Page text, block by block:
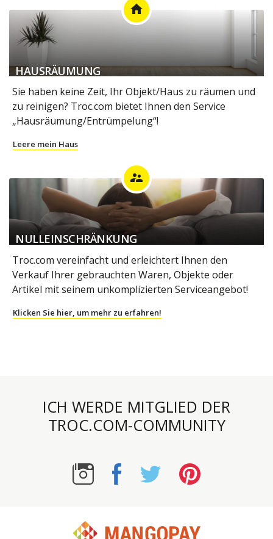
home
HAUSRÄUMUNG
Sie haben keine Zeit, Ihr Objekt/Haus zu räumen und
zu reinigen? Troc.com bietet Ihnen den Service
„Hausräumung/Entrümpelung“!
Leere mein Haus
supervisor_account
NULLEINSCHRÄNKUNG
Troc.com vereinfacht und erleichtert Ihnen den
Verkauf Ihrer gebrauchten Waren, Objekte oder
Artikel mit seinem unkomplizierten Serviceangebot!
Klicken Sie hier, um mehr zu erfahren!
ICH WERDE MITGLIED DER
TROC.COM-COMMUNITY